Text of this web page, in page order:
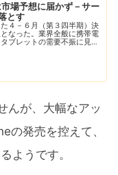
場予想に届かず－サー
とす
４－６月（第３四半期）決
なった。業界全般に携帯電
ブレットの需要不振に見舞
んが、大幅なアッ
の発売を控えて、
ようです。